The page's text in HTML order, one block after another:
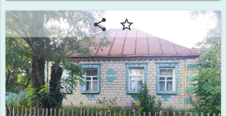
share star_border